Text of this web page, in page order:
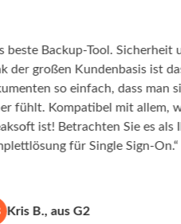
Backup-Tool. Sicherheit und
großen Kundenbasis ist das
so einfach, dass man sich
Kompatibel mit allem, weil
ist! Betrachten Sie es als Ihre
für Single Sign-On.“
B., aus G2